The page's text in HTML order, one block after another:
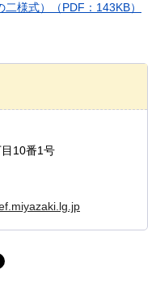
様式）（PDF：143KB）
10番1号